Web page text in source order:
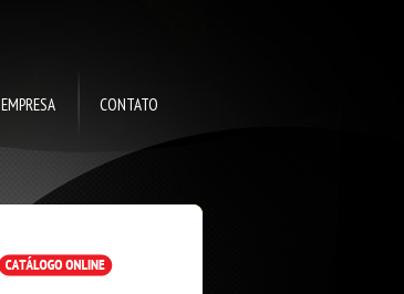
EMPRESA CONTATO